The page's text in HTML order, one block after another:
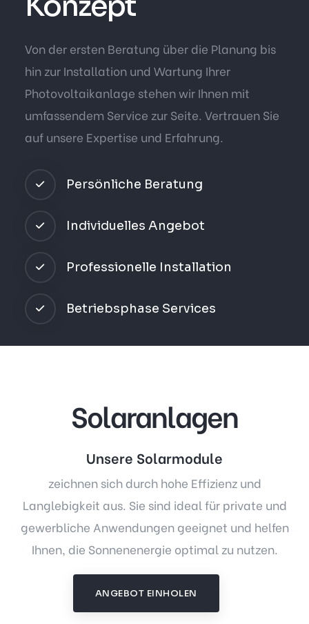
Von der ersten Beratung über die Planung bis
hin zur Installation und Wartung Ihrer
Photovoltaikanlage stehen wir Ihnen mit
umfassendem Service zur Seite. Vertrauen Sie
auf unsere Expertise und Erfahrung.
Persönliche Beratung
Individuelles Angebot
Professionelle Installation
Betriebsphase Services
Solaranlagen
Unsere Solarmodule
zeichnen sich durch hohe Effizienz und
Langlebigkeit aus. Sie sind ideal für private und
gewerbliche Anwendungen geeignet und helfen
Ihnen, die Sonnenenergie optimal zu nutzen.
ANGEBOT EINHOLEN